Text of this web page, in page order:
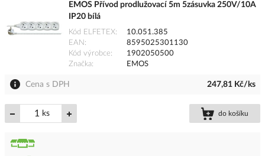
EMOS Přívod prodlužovací 5m 5zásuvka 250V/10A
IP20 bílá
Kód ELFETEX
10.051.385
EAN
8595025301130
Kód výrobce
1902050500
Značka
EMOS
Cena s DPH 247,81 Kč/ks
ks do košíku